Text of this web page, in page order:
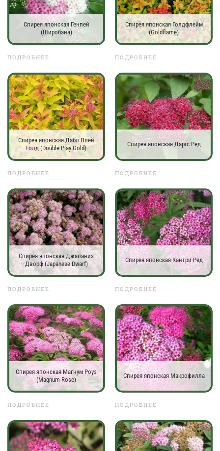
Спирея японская Генпей
(Широбана)
ПОДРОБНЕЕ
Спирея японская Голдфлейм
(Goldflame)
ПОДРОБНЕЕ
Спирея японская Дабл Плей
Голд (Double Play Gold)
ПОДРОБНЕЕ
Спирея японская Дартс Ред
ПОДРОБНЕЕ
Спирея японская Джапаниз
Дворф (Japanese Dwarf)
ПОДРОБНЕЕ
Спирея японская Кантри Ред
ПОДРОБНЕЕ
Спирея японская Магнум Роуз
(Magnum Rose)
ПОДРОБНЕЕ
Спирея японская Макрофилла
ПОДРОБНЕЕ